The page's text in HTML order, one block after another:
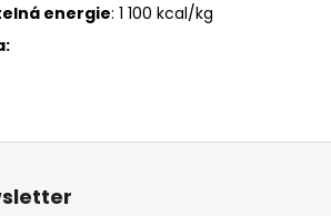
energie: 1 100 kcal/kg